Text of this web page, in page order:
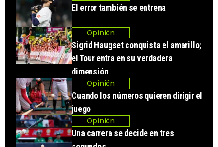
El error también se entrena
Opinión
Sigrid Haugset conquista el amarillo;
el Tour entra en su verdadera
dimensión
Opinión
Cuando los números quieren dirigir el
juego
Opinión
Una carrera se decide en tres